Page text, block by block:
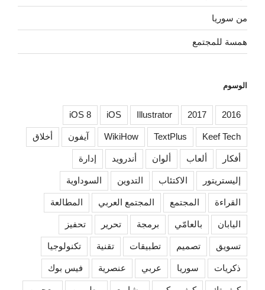
من سوريا
همسة للمجتمع
الوسوم
2016
2017
Illustrator
iOS
iOS 8
Keef Tech
TextPlus
WikiHow آيفون أخلاق
أفكار ألعاب ألوان أندرويد إدارة
إليستريتور الاكتئاب التدوين السوداوية
القراءة المجتمع المجتمع العربي المطالعة
اليابان بالعامّي برمجة تحرير تحفيز
تسويق تصميم تطبيقات تقنية تكنولوجيا
ذكريات سوريا عربي عنصرية فيس بوك